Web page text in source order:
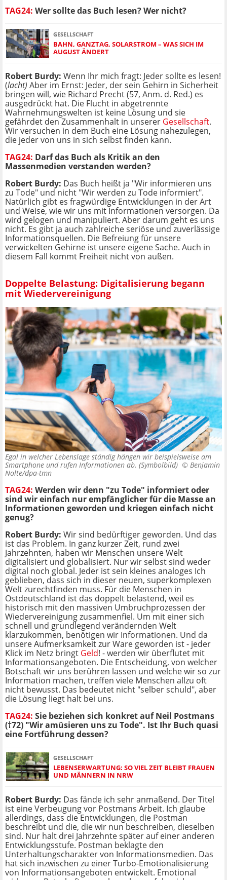
TAG24: Wer sollte das Buch lesen? Wer nicht?
GESELLSCHAFT
BAHN, GANZTAG, SOLARSTROM – WAS SICH IM
AUGUST ÄNDERT
Robert Burdy: Wenn Ihr mich fragt: Jeder sollte es lesen!
(lacht) Aber im Ernst: Jeder, der sein Gehirn in Sicherheit
bringen will, wie Richard Precht (57, Anm. d. Red.) es
ausgedrückt hat. Die Flucht in abgetrennte
Wahrnehmungswelten ist keine Lösung und sie
gefährdet den Zusammenhalt in unserer Gesellschaft.
Wir versuchen in dem Buch eine Lösung nahezulegen,
die jeder von uns in sich selbst finden kann.
TAG24: Darf das Buch als Kritik an den
Massenmedien verstanden werden?
Robert Burdy: Das Buch heißt ja "Wir informieren uns
zu Tode" und nicht "Wir werden zu Tode informiert".
Natürlich gibt es fragwürdige Entwicklungen in der Art
und Weise, wie wir uns mit Informationen versorgen. Da
wird gelogen und manipuliert. Aber darum geht es uns
nicht. Es gibt ja auch zahlreiche seriöse und zuverlässige
Informationsquellen. Die Befreiung für unsere
verwickelten Gehirne ist unsere eigene Sache. Auch in
diesem Fall kommt Freiheit nicht von außen.
Doppelte Belastung: Digitalisierung begann
mit Wiedervereinigung
Egal in welcher Lebenslage ständig hängen wir beispielsweise am
Smartphone und rufen Informationen ab. (Symbolbild) © Benjamin
Nolte/dpa-tmn
TAG24: Werden wir denn "zu Tode" informiert oder
sind wir einfach nur empfänglicher für die Masse an
Informationen geworden und kriegen einfach nicht
genug?
Robert Burdy: Wir sind bedürftiger geworden. Und das
ist das Problem. In ganz kurzer Zeit, rund zwei
Jahrzehnten, haben wir Menschen unsere Welt
digitalisiert und globalisiert. Nur wir selbst sind weder
digital noch global. Jeder ist sein kleines analoges Ich
geblieben, dass sich in dieser neuen, superkomplexen
Welt zurechtfinden muss. Für die Menschen in
Ostdeutschland ist das doppelt belastend, weil es
historisch mit den massiven Umbruchprozessen der
Wiedervereinigung zusammenfiel. Um mit einer sich
schnell und grundlegend verändernden Welt
klarzukommen, benötigen wir Informationen. Und da
unsere Aufmerksamkeit zur Ware geworden ist - jeder
Klick im Netz bringt Geld! - werden wir überflutet mit
Informationsangeboten. Die Entscheidung, von welcher
Botschaft wir uns berühren lassen und welche wir so zur
Information machen, treffen viele Menschen allzu oft
nicht bewusst. Das bedeutet nicht "selber schuld", aber
die Lösung liegt halt bei uns.
TAG24: Sie beziehen sich konkret auf Neil Postmans
(†72) "Wir amüsieren uns zu Tode". Ist Ihr Buch quasi
eine Fortführung dessen?
GESELLSCHAFT
LEBENSERWARTUNG: SO VIEL ZEIT BLEIBT FRAUEN
UND MÄNNERN IN NRW
Robert Burdy: Das fände ich sehr anmaßend. Der Titel
ist eine Verbeugung vor Postmans Arbeit. Ich glaube
allerdings, dass die Entwicklungen, die Postman
beschreibt und die, die wir nun beschreiben, dieselben
sind. Nur halt drei Jahrzehnte später auf einer anderen
Entwicklungsstufe. Postman beklagte den
Unterhaltungscharakter von Informationsmedien. Das
hat sich inzwischen zu einer Turbo-Emotionalisierung
von Informationsangeboten entwickelt. Emotional